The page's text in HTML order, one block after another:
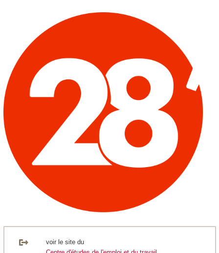
voir le site du